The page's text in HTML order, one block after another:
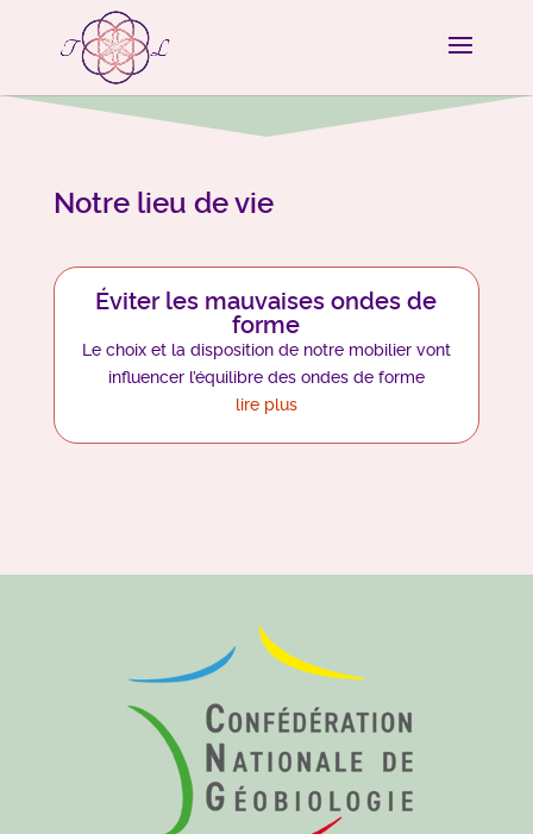
Notre lieu de vie
Éviter les mauvaises ondes de
forme
Le choix et la disposition de notre mobilier vont
influencer l’équilibre des ondes de forme
lire plus